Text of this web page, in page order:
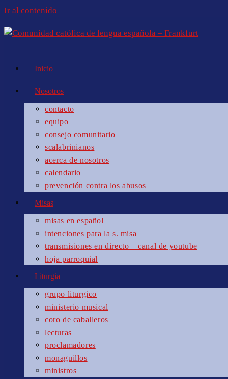
Ir al contenido
Inicio
Nosotros
contacto
equipo
consejo comunitario
scalabrinianos
acerca de nosotros
calendario
prevención contra los abusos
Misas
misas en español
intenciones para la s. misa
transmisiones en directo – canal de youtube
hoja parroquial
Liturgia
grupo liturgico
ministerio musical
coro de caballeros
lecturas
proclamadores
monaguillos
ministros